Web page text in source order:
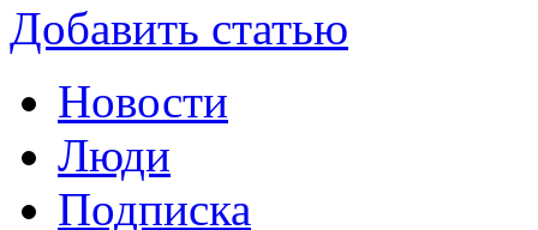
Добавить статью
Новости
Люди
Подписка